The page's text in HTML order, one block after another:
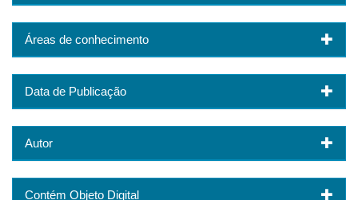
Áreas de conhecimento
Data de Publicação
Autor
Contém Objeto Digital